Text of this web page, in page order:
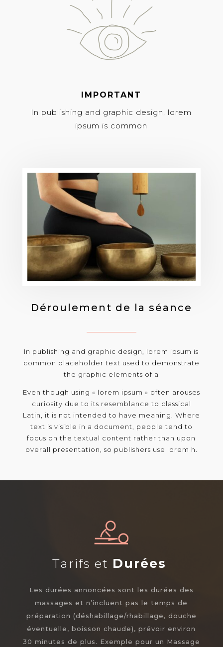
IMPORTANT
In publishing and graphic design, lorem
ipsum is common
Déroulement de la séance
In publishing and graphic design, lorem ipsum is
common placeholder text used to demonstrate
the graphic elements of a
Even though using « lorem ipsum » often arouses
curiosity due to its resemblance to classical
Latin, it is not intended to have meaning. Where
text is visible in a document, people tend to
focus on the textual content rather than upon
overall presentation, so publishers use lorem h.
Tarifs et Durées
Les durées annoncées sont les durées des
massages et n’incluent pas le temps de
préparation (déshabillage/rhabillage, douche
éventuelle, boisson chaude), prévoir environ
30 minutes de plus. Exemple pour un Massage